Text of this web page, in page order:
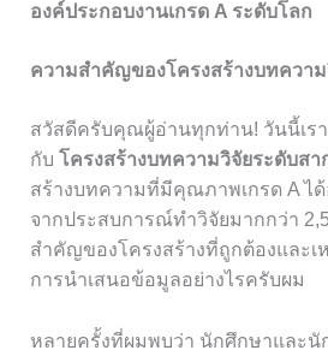
องค์ประกอบงานเกรด A ระดับโลก
ความสำคัญของโครงสร้างบทควา
สวัสดีครับคุณผู้อ่านทุกท่าน! วันนี้เร
กับ โครงสร้างบทความวิจัยระดับสา
สร้างบทความที่มีคุณภาพเกรด A ไ
จากประสบการณ์ทำวิจัยมากกว่า
สำคัญของโครงสร้างที่ถูกต้องและ
การนำเสนอข้อมูลอย่างไรครับผม
หลายครั้งที่ผมพบว่า นักศึกษาและนั